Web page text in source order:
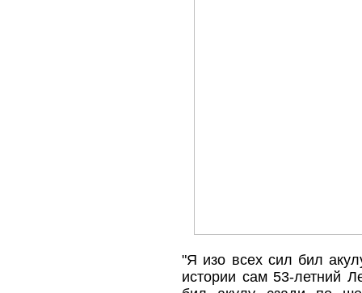
"Я изо всех сил бил
истории сам 53-летний